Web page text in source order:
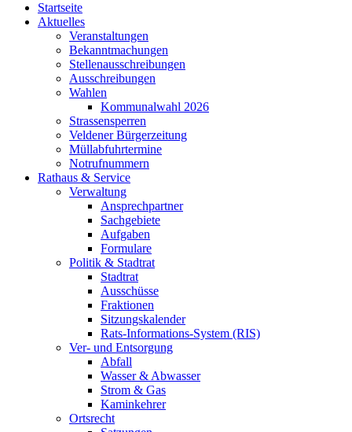
Startseite
Aktuelles
Veranstaltungen
Bekanntmachungen
Stellenausschreibungen
Ausschreibungen
Wahlen
Kommunalwahl 2026
Strassensperren
Veldener Bürgerzeitung
Müllabfuhrtermine
Notrufnummern
Rathaus & Service
Verwaltung
Ansprechpartner
Sachgebiete
Aufgaben
Formulare
Politik & Stadtrat
Stadtrat
Ausschüsse
Fraktionen
Sitzungskalender
Rats-Informations-System (RIS)
Ver- und Entsorgung
Abfall
Wasser & Abwasser
Strom & Gas
Kaminkehrer
Ortsrecht